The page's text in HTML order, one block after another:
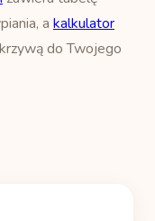
a kalkulator
do Twojego